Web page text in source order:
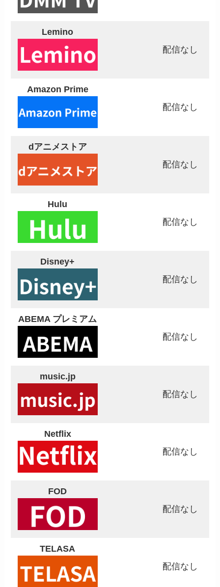
Lemino
配信なし
Amazon Prime
配信なし
dアニメストア
配信なし
Hulu
配信なし
Disney+
配信なし
ABEMA プレミアム
配信なし
music.jp
配信なし
Netflix
配信なし
FOD
配信なし
TELASA
配信なし